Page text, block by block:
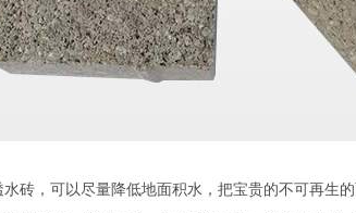
砖，可以尽量降低地面积水，把宝贵的不可再生